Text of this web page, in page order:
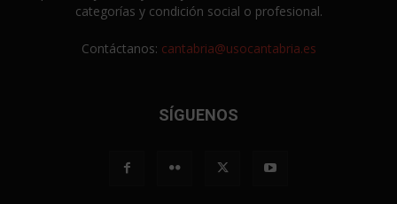
categorías y condición social o profesional.
Contáctanos: cantabria@usocantabria.es
SÍGUENOS